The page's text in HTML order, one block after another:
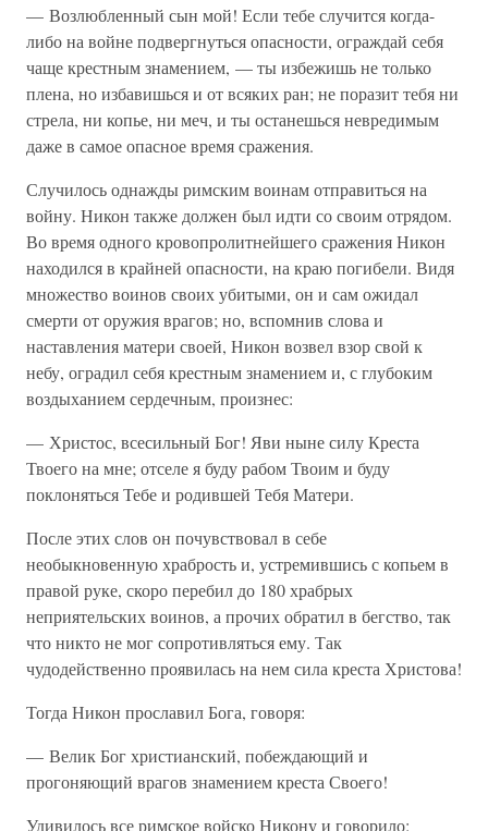
— Возлюбленный сын мой! Если тебе случится когда-
либо на войне подвергнуться опасности, ограждай себя
чаще крестным знамением, — ты избежишь не только
плена, но избавишься и от всяких ран; не поразит тебя ни
стрела, ни копье, ни меч, и ты останешься невредимым
даже в самое опасное время сражения.
Случилось однажды римским воинам отправиться на
войну. Никон также должен был идти со своим отрядом.
Во время одного кровопролитнейшего сражения Никон
находился в крайней опасности, на краю погибели. Видя
множество воинов своих убитыми, он и сам ожидал
смерти от оружия врагов; но, вспомнив слова и
наставления матери своей, Никон возвел взор свой к
небу, оградил себя крестным знамением и, с глубоким
воздыханием сердечным, произнес:
— Христос, всесильный Бог! Яви ныне силу Креста
Твоего на мне; отселе я буду рабом Твоим и буду
поклоняться Тебе и родившей Тебя Матери.
После этих слов он почувствовал в себе
необыкновенную храбрость и, устремившись с копьем в
правой руке, скоро перебил до 180 храбрых
неприятельских воинов, а прочих обратил в бегство, так
что никто не мог сопротивляться ему. Так
чудодейственно проявилась на нем сила креста Христова!
Тогда Никон прославил Бога, говоря:
— Велик Бог христианский, побеждающий и
прогоняющий врагов знамением креста Своего!
Удивилось все римское войско Никону и говорило: